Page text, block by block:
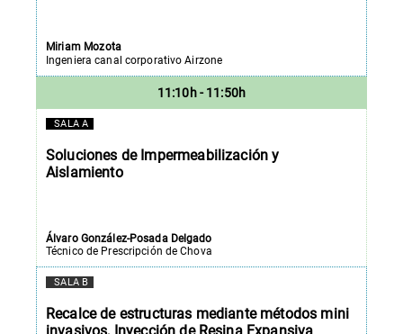
Miriam Mozota
Ingeniera canal corporativo Airzone
11:10h - 11:50h
SALA A
Soluciones de Impermeabilización y
Aislamiento
Álvaro González-Posada Delgado
Técnico de Prescripción de Chova
SALA B
Recalce de estructuras mediante métodos mini
invasivos, Inyección de Resina Expansiva